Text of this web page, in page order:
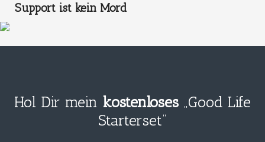
Support ist kein Mord
Hol Dir mein kostenloses „Good Life
Starterset“